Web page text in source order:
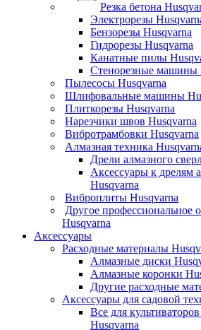
Резка бетона
Электрорезы
Бензорезы Husqvarna
Гидрорезы Husqvarna
Канатные пилы
Стенорезные машины
Пылесосы Husqvarna
Шлифовальные машины
Плиткорезы Husqvarna
Нарезчики швов Husqvarna
Вибротрамбовки Husqvarna
Алмазная техника
Дрели алмазного
Аксессуары к дрелям
Husqvarna
Виброплиты Husqvarna
Другое профессиональное
Husqvarna
Аксессуары
Расходные материалы
Алмазные диски
Алмазные коронки
Другие расходные
Аксессуары для садовой
Все для
Husqvarna